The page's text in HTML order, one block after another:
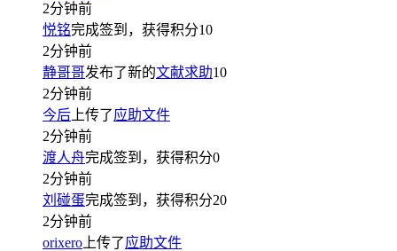
2分钟前
悦铭完成签到，获得积分10
2分钟前
静哥哥发布了新的文献求助10
2分钟前
今后 上传了应助文件
2分钟前
渡人舟完成签到，获得积分0
2分钟前
刘碰蛋完成签到，获得积分20
2分钟前
orixero 上传了应助文件